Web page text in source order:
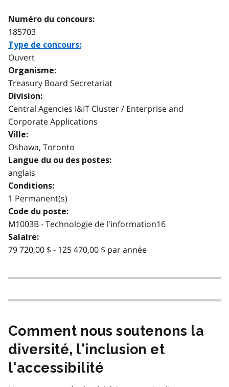
Numéro du concours:
185703
Type de concours:
Ouvert
Organisme:
Treasury Board Secretariat
Division:
Central Agencies I&IT Cluster / Enterprise and
Corporate Applications
Ville:
Oshawa, Toronto
Langue du ou des postes:
anglais
Conditions:
1 Permanent(s)
Code du poste:
M1003B - Technologie de l'information16
Salaire:
79 720,00 $ - 125 470,00 $ par année
Comment nous soutenons la
diversité, l'inclusion et
l'accessibilité